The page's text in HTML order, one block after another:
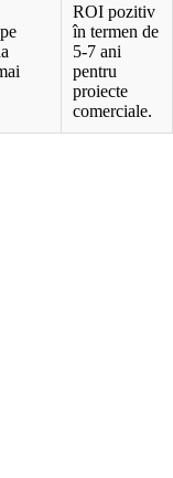
ROI pozitiv
în termen de
5-7 ani
pentru
proiecte
comerciale.